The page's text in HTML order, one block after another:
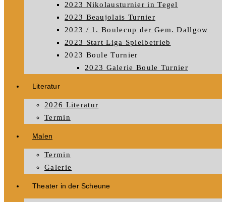
2023 Nikolausturnier in Tegel
2023 Beaujolais Turnier
2023 / 1. Boulecup der Gem. Dallgow
2023 Start Liga Spielbetrieb
2023 Boule Turnier
2023 Galerie Boule Turnier
Literatur
2026 Literatur
Termin
Malen
Termin
Galerie
Theater in der Scheune